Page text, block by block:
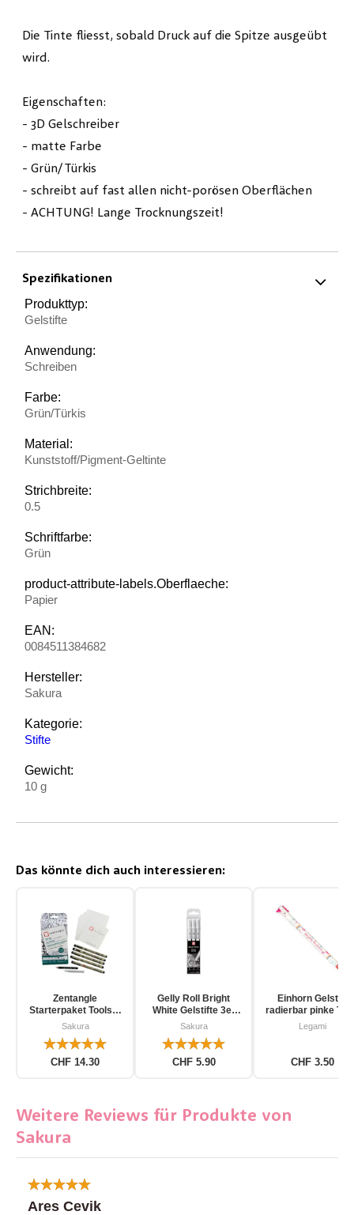
Die Tinte fliesst, sobald Druck auf die Spitze ausgeübt
wird.
Eigenschaften:
- 3D Gelschreiber
- matte Farbe
- Grün/Türkis
- schreibt auf fast allen nicht-porösen Oberflächen
- ACHTUNG! Lange Trocknungszeit!
Spezifikationen
Produkttyp:
Gelstifte
Anwendung:
Schreiben
Farbe:
Grün/Türkis
Material:
Kunststoff/Pigment-Geltinte
Strichbreite:
0.5
Schriftfarbe:
Grün
product-attribute-labels.Oberflaeche:
Papier
EAN:
0084511384682
Hersteller:
Sakura
Kategorie:
Stifte
Gewicht:
10 g
Das könnte dich auch interessieren:
Zentangle
Starterpaket Toolset
für Einsteiger 12-
Sakura
CHF 14.30
Gelly Roll Bright
White Gelstifte 3er
Pack
Sakura
CHF 5.90
Einhorn Gelstift
radierbar pinke
Legami
CHF 3.50
Weitere Reviews für Produkte von
Sakura
Ares Cevik